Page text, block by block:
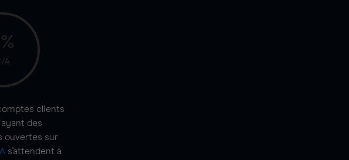
A
clients
des
ouvertes sur
s'attendent à